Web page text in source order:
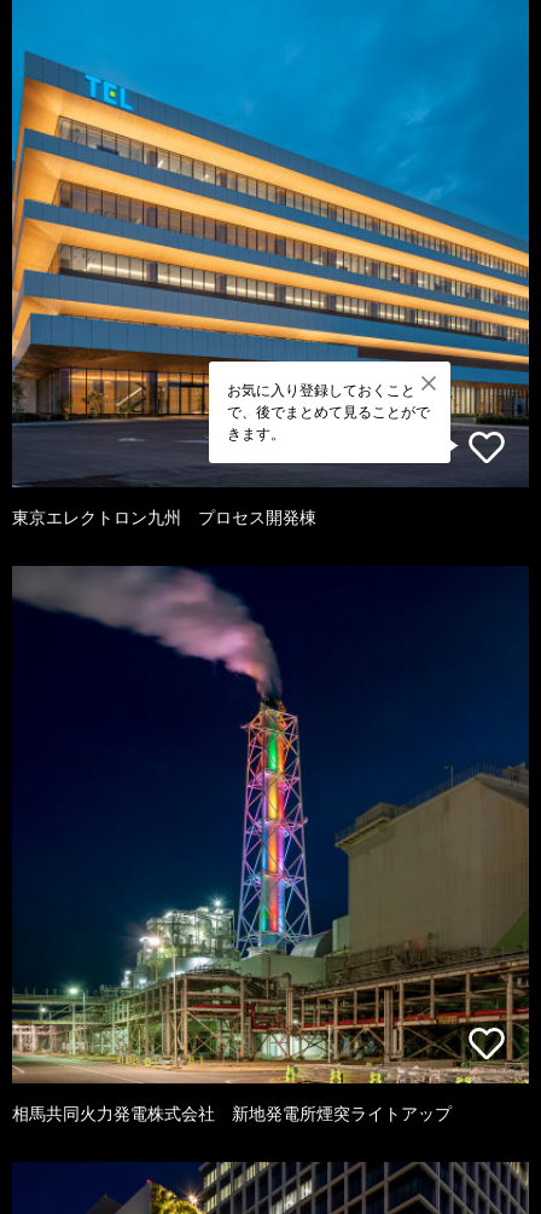
お気に入り登録しておくこと
で、後でまとめて見ることがで
きます。
東京エレクトロン九州 プロセス開発棟
相馬共同火力発電株式会社 新地発電所煙突ライトアップ